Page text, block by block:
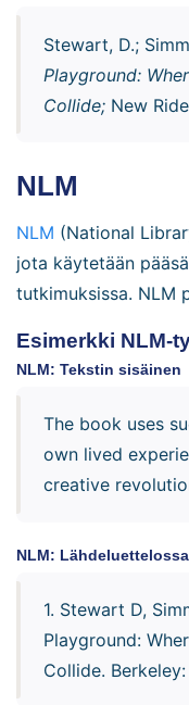
Stewart, D.;
Playground:
Collide;New
NLM
NLM (National
jota käytetään
tutkimuksissa. NLM
Esimerkki NLM-
NLM: Tekstin sisäinen
The book uses
own lived
creative
NLM: Lähdeluettelossa
1. Stewart D,
Playground:
Collide.